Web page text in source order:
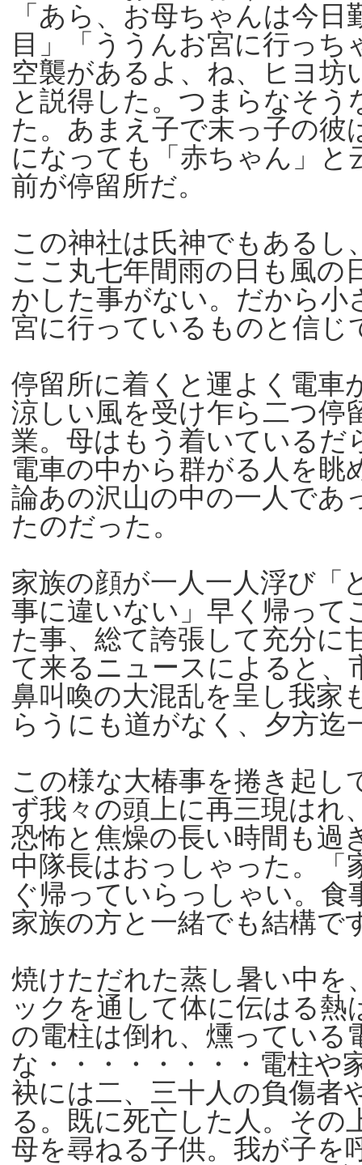
「あら、お母ちゃんは今
目」「ううんお宮に行っ
空襲があるよ、ね、ヒヨ坊
と説得した。つまらなそ
た。あまえ子で末っ子の彼
になっても「赤ちゃん」と
前が停留所だ。
この神社は氏神でもある
ここ丸七年間雨の日も風の
かした事がない。だから
宮に行っているものと信じ
停留所に着くと運よく電車
涼しい風を受け乍ら二つ停
業。母はもう着いているだ
電車の中から群がる人を眺
論あの沢山の中の一人であ
たのだった。
家族の顔が一人一人浮び「
事に違いない」早く帰って
た事、総て誇張して充分に
て来るニュースによると、
鼻叫喚の大混乱を呈し我家
らうにも道がなく、夕方迄
この様な大椿事を捲き起し
ず我々の頭上に再三現はれ
恐怖と焦燥の長い時間も過
中隊長はおっしゃった。「
ぐ帰っていらっしゃい。
家族の方と一緒でも結構で
焼けただれた蒸し暑い中を
ックを通して体に伝はる
の電柱は倒れ、燻っている
な・・・・・・・・電柱や
袂には二、三十人の負傷者
る。既に死亡した人。そ
母を尋ねる子供。我が子を